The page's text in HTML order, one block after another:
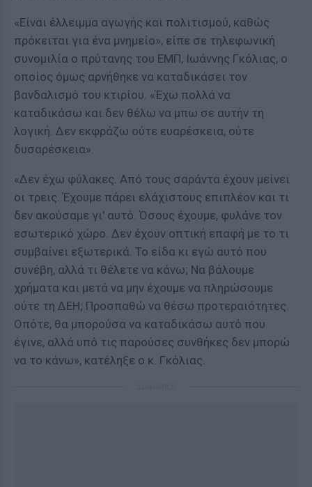
«Είναι έλλειμμα αγωγής και πολιτισμού, καθώς
πρόκειται για ένα μνημείο», είπε σε τηλεφωνική
συνομιλία ο πρύτανης του ΕΜΠ, Ιωάννης Γκόλιας, ο
οποίος όμως αρνήθηκε να καταδικάσει τον
βανδαλισμό του κτιρίου. «Έχω πολλά να
καταδικάσω και δεν θέλω να μπω σε αυτήν τη
λογική. Δεν εκφράζω ούτε ευαρέσκεια, ούτε
δυσαρέσκεια».
«Δεν έχω φύλακες. Από τους σαράντα έχουν μείνει
οι τρεις. Έχουμε πάρει ελάχιστους επιπλέον και τι
δεν ακούσαμε γι' αυτό. Όσους έχουμε, φυλάνε τον
εσωτερικό χώρο. Δεν έχουν οπτική επαφή με το τι
συμβαίνει εξωτερικά. Το είδα κι εγώ αυτό που
συνέβη, αλλά τι θέλετε να κάνω; Να βάλουμε
χρήματα και μετά να μην έχουμε να πληρώσουμε
ούτε τη ΔΕΗ; Προσπαθώ να θέσω προτεραιότητες.
Οπότε, θα μπορούσα να καταδικάσω αυτό που
έγινε, αλλά υπό τις παρούσες συνθήκες δεν μπορώ
να το κάνω», κατέληξε ο κ. Γκόλιας.